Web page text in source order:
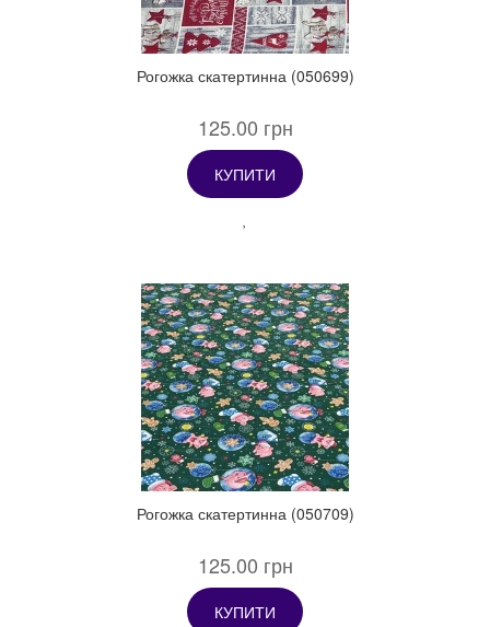
Рогожка скатертинна (050699)
125.00 грн
КУПИТИ
Рогожка скатертинна (050709)
125.00 грн
КУПИТИ